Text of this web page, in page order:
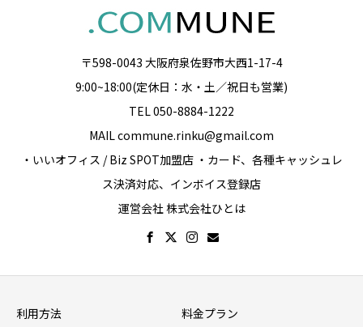
〒598-0043 大阪府泉佐野市大西1-17-4
9:00~18:00(定休日：水・土／祝日も営業)
TEL 050-8884-1222
MAIL commune.rinku@gmail.com
・いいオフィス / Biz SPOT加盟店 ・カード、各種キャッシュレ
ス決済対応、インボイス登録店
運営会社 株式会社ひとは
利用方法
料金プラン